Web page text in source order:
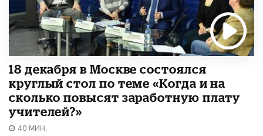
18 декабря в Москве состоялся
круглый стол по теме «Когда и на
сколько повысят заработную плату
учителей?»
40 МИН.